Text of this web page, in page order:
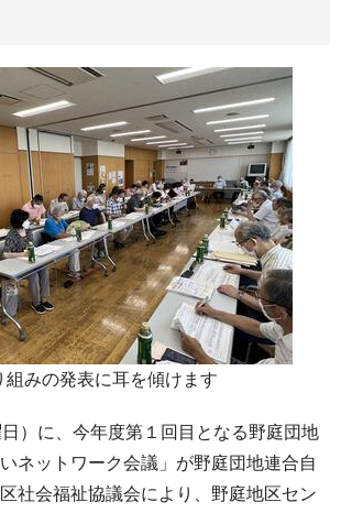
組みの発表に耳を傾けます
）に、今年度第１回目となる野庭団地
ネットワーク会議」が野庭団地連合自
社会福祉協議会により、野庭地区セン